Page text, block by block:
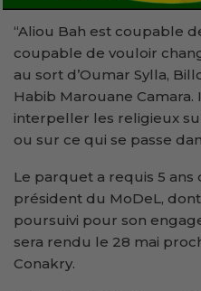
“Aliou Bah est coupable
coupable de vouloir
au sort d’Oumar Sylla,
Habib Marouane
interpeller les religieux
ou sur ce qui se passe
Le parquet a requis 5
président du MoDeL,
poursuivi pour son
sera rendu le 28 mai
Conakry.